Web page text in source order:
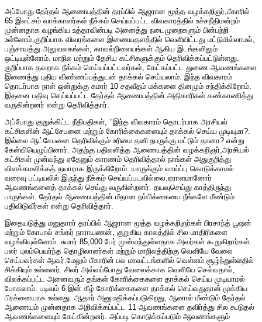
அப்போது தேர்தல் ஆணையத்தின் தரப்பில் ஆஜரான மூத்த வழக்கறிஞர்,பீகாரில்
65 இலட்சம் வாக்காளர்கள் நீக்கம் செய்யப்பட்ட விவகாரத்தில் உச்சநீதிமன்றம்
முன்னதாக வழங்கிய உத்தரவின்படி அனைத்து நடைமுறைகளும் பின்பற்றி
உள்ளோம்.குறிப்பாக விவரங்களை இணையதளத்தில் வெளியிட்டது மட்டுமில்லாமல்,
பஞ்சாயத்து அலுவலகங்கள், காவல்நிலையங்கள் ஆகிய இடங்களிலும்
ஒட்டியுள்ளோம். மாநில மற்றும் தேசிய கட்சிகளுக்கும் தெரிவிக்கப்பட்டுள்ளது.
குறிப்பாக தவறாக நீக்கம் செய்யப்பட்டவர்கள், கேட்கப்பட்ட துணை ஆவணங்களை
இணைத்து புதிய விண்ணப்பத்துடன் தாக்கல் செய்யலாம். இந்த விவகாரம்
தொடர்பாக நாள் ஒன்றுக்கு சுமார் 10 சதவீதம் மக்களை தினமும் சந்திக்கிறோம்.
இதனை பதிவு செய்யப்பட்ட தேர்தல் ஆணையத்தின் அதிகாரிகள் கண்காணித்து
வருகின்றனர் என்று தெரிவித்தார்.
அப்போது குறுக்கிட்ட நீதிபதிகள், ‘‘இந்த விவகாரம் தொடர்பாக அரசியல்
கட்சிகளின் ஆட்சேபனை மற்றும் கோரிக்கைகளையும் தாக்கல் செய்ய முடியுமா?.
இல்லை ஆட்சேபனை தெரிவிக்கும் உரிமை தனி நபருக்கு மட்டும் தானா? என்று
கேள்வியெழுப்பினார். அதற்கு பதிலளித்த ஆணையத்தின் வழக்கறிஞர்,அரசியல்
கட்சிகள் முன்வந்து ஏதேனும் காரணம் தெரிவித்தால் நாங்கள் அதுகுறித்து
விளக்கமளிக்கத் தயாராக இருக்கிறோம். யாருக்கும் வாய்ப்பு கொடுக்காமல்
வரைவு பட்டியலில் இருந்து நீக்கம் செய்யப்படவில்லை.ஏராளமானோர்
ஆவணங்களைத் தாக்கல் செய்து வருகின்றனர். தயவுசெய்து காத்திருந்து
பாருங்கள். தேர்தல் ஆணையத்தின் மீதான நம்பிக்கையை நீங்களே மீண்டும்
பதிவிடுவீர்கள் என்று தெரிவித்தார்.
இதையடுத்து மனுதாரர் தரப்பில் ஆஜரான மூத்த வழக்கறிஞர்கள் பிரசாந்த் பூஷன்
மற்றும் கோபால் சங்கர் நாராயணன், குறுகிய காலத்தில் சில மாதிரிகளை
வழங்கியுள்ளோம். சுமார் 85,000 பேர் முன்வந்துள்ளதாக அவர்கள் கூறுகிறார்கள்.
பலர் புலம்பெயர்ந்த தொழிலாளர்கள் மற்றும் மாநிலத்திற்கு வெளியே வேலை
செய்பவர்கள் ஆவர்.மேலும் பீகாரின் பல மாவட்டங்களில் வெள்ளம் சூழ்ந்துள்ளதில்
சிக்கியும் உள்ளனர். சிலர் அவ்வப்போது வேலைக்காக வெளியே செல்வதால்,
விலக்கப்பட்ட அனைவரும் தங்கள் கோரிக்கைகளை தாக்கல் செய்ய முடியாமல்
போகலாம். படிவம் 6 இன் கீழ் கோரிக்கைகளை தாக்கல் செய்வதுதான் முக்கிய
பிரச்னையாக உள்ளது. ஆதார் அனுமதிக்கப்படுகிறது, ஆனால் மீண்டும் தேர்தல்
ஆணையம் முன்னதாக அறிவிக்கப்பட்ட 11 ஆவணங்களை தவிர்த்து சில கூடுதல்
ஆவணங்களையும் கேட்கின்றனர். அப்படி கொடுக்கப்படும் ஆவணங்களும்